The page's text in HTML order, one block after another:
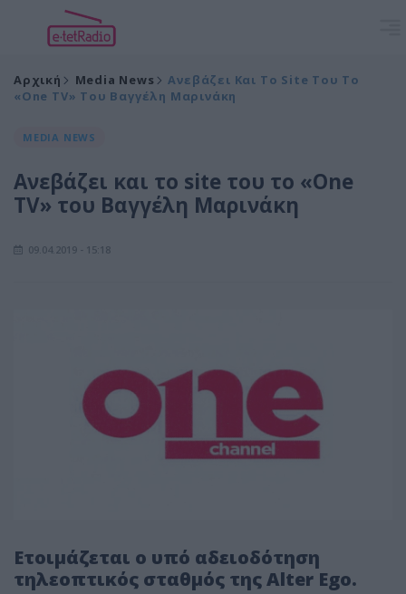
Αρχική Media News
Ανεβάζει Και Το Site Του Το
«One TV» Του Βαγγέλη Μαρινάκη
MEDIA NEWS
Ανεβάζει και το site του το «One
TV» του Βαγγέλη Μαρινάκη
09.04.2019 - 15:18
Ετοιμάζεται ο υπό αδειοδότηση
τηλεοπτικός σταθμός της Alter Ego.